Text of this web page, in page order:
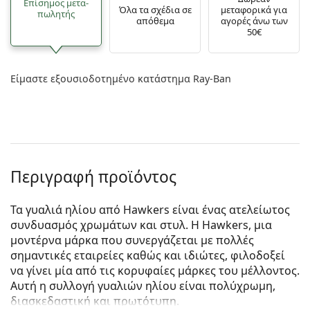
Επίσημος μετα­
πωλητής
Όλα τα σχέδια σε
απόθεμα
μεταφορικά για
αγορές άνω των
50€
Είμαστε εξουσιοδοτημένο κατάστημα Ray-Ban
Περιγραφή προϊόντος
Τα γυαλιά ηλίου από Hawkers είναι ένας ατελείωτος
συνδυασμός χρωμάτων και στυλ. Η Hawkers, μια
μοντέρνα μάρκα που συνεργάζεται με πολλές
σημαντικές εταιρείες καθώς και ιδιώτες, φιλοδοξεί
να γίνει μία από τις κορυφαίες μάρκες του μέλλοντος.
Αυτή η συλλογή γυαλιών ηλίου είναι πολύχρωμη,
διασκεδαστική και πρωτότυπη.